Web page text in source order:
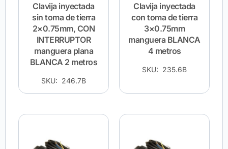
Clavija inyectada
sin toma de tierra
2×0.75mm, CON
INTERRUPTOR
manguera plana
BLANCA 2 metros
SKU: 246.7B
Clavija inyectada
con toma de tierra
3×0.75mm
manguera BLANCA
4 metros
SKU: 235.6B